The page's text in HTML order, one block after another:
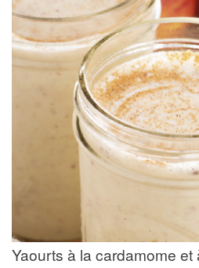
Yaourts à la cardamome et